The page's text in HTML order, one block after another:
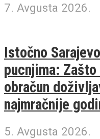
7. Avgusta 2026.
Istočno
pucnjima:
obračun
najmračnije
5. Avgusta 2026.